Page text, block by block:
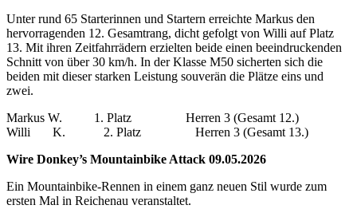
Unter rund 65 Starterinnen und Startern erreichte Markus den
hervorragenden 12. Gesamtrang, dicht gefolgt von Willi auf Platz
13. Mit ihren Zeitfahrrädern erzielten beide einen beeindruckenden
Schnitt von über 30 km/h. In der Klasse M50 sicherten sich die
beiden mit dieser starken Leistung souverän die Plätze eins und
zwei.
Markus W. 1. Platz Herren 3 (Gesamt 12.)
Willi K. 2. Platz Herren 3 (Gesamt 13.)
Wire Donkey’s Mountainbike Attack 09.05.2026
Ein Mountainbike-Rennen in einem ganz neuen Stil wurde zum
ersten Mal in Reichenau veranstaltet.